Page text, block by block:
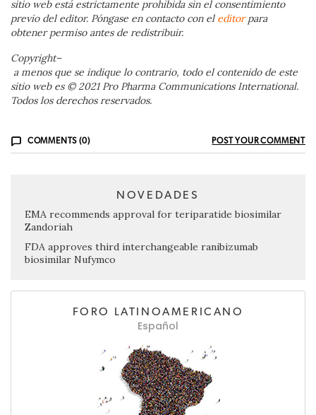
sitio web está estrictamente prohibida sin el consentimiento
previo del editor. Póngase en contacto con el editorpara
obtener permiso antes de redistribuir.
Copyright–
a menos que se indique lo contrario, todo el contenido de este
sitio web es © 2021 Pro Pharma Communications International.
Todos los derechos reservados.
COMMENTS (0) POST YOUR COMMENT
NOVEDADES
EMA recommends approval for teriparatide biosimilar
Zandoriah
FDA approves third interchangeable ranibizumab
biosimilar Nufymco
FORO LATINOAMERICANO
Español